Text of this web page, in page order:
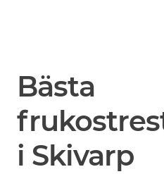
Bästa
i Skivarp